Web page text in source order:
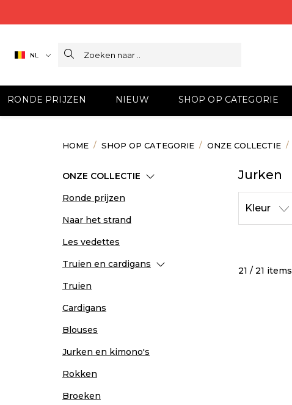
NL Search
RONDE PRIJZEN NIEUW SHOP OP CATEGORIE
HOME SHOP OP CATEGORIE ONZE COLLECTIE
ONZE COLLECTIE
Ronde prijzen
Naar het strand
Les vedettes
Truien en cardigans
Truien
Cardigans
Blouses
Jurken en kimono's
Rokken
Broeken
Jurken
Kleur
21 / 21 items